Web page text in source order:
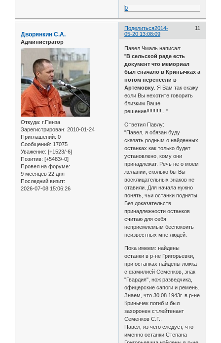
0
Поделиться 11
2014-
05-20 13:08:09
Дворянкин С.А.
Администратор
Откуда: г.Пенза
Зарегистрирован: 2010-01-24
Приглашений: 0
Сообщений: 17075
Уважение: [+1523/-6]
Позитив: [+5483/-0]
Провел на форуме:
9 месяцев 22 дня
Последний визит:
2026-07-08 15:06:26
Павел Чмаль написал:
"В сельской раде есть
документ что мемориал
был сначало в Кринычках а
потом перенесли в
Артемовку. Я Вам так скажу
если Вы нехотите говорить
близким Ваше
решение!!!!!!!!!!..."
Ответил Павлу:
"Павел, я обязан буду
сказать родным о найденных
останках как только будет
установлено, кому они
принадлежат. Речь не о моем
желании, сколько бы Вы
восклицательных знаков не
ставили. Для начала нужно
понять, чьи останки подняты.
Без доказательств
принадлежности останков
считаю для себя
неприемлемым беспокоить
неизвестных мне людей.
Пока имеем: найдены
останки в р-не Григорьевки,
при останках найдены ложка
с фамилией Семенков, знак
"Гвардия", нож разведчика,
офицерские сапоги и ремень.
Знаем, что 30.08.1943г. в р-не
Кринычек погиб и был
захоронен ст.лейтенант
Семенков С.Г..
Павел, из чего следует, что
именно останки Степана